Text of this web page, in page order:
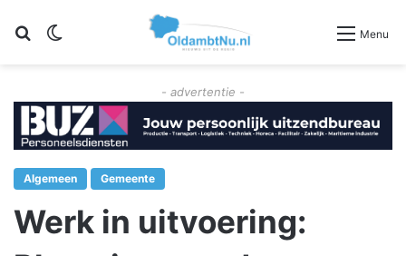
Zoeken Menu
- advertentie -
Algemeen Gemeente
Werk in uitvoering: